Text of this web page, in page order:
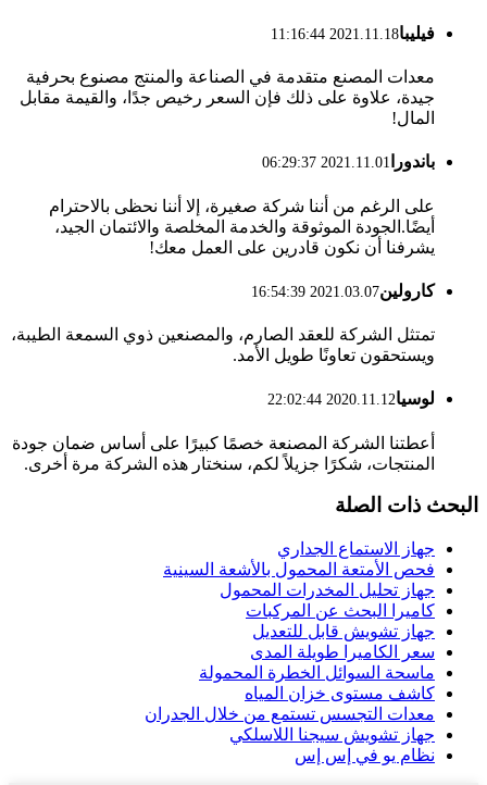
فيليبا2021.11.18 11:16:44
معدات المصنع متقدمة في الصناعة والمنتج مصنوع بحرفية
جيدة، علاوة على ذلك فإن السعر رخيص جدًا، والقيمة مقابل
المال!
باندورا 2021.11.01 06:29:37
على الرغم من أننا شركة صغيرة، إلا أننا نحظى بالاحترام
أيضًا.الجودة الموثوقة والخدمة المخلصة والائتمان الجيد،
يشرفنا أن نكون قادرين على العمل معك!
كارولين2021.03.07 16:54:39
تمتثل الشركة للعقد الصارم، والمصنعين ذوي السمعة الطيبة،
ويستحقون تعاونًا طويل الأمد.
لوسيا2020.11.12 22:02:44
أعطتنا الشركة المصنعة خصمًا كبيرًا على أساس ضمان جودة
المنتجات، شكرًا جزيلاً لكم، سنختار هذه الشركة مرة أخرى.
البحث ذات الصلة
جهاز الاستماع الجداري
فحص الأمتعة المحمول بالأشعة السينية
جهاز تحليل المخدرات المحمول
كاميرا البحث عن المركبات
جهاز تشويش قابل للتعديل
سعر الكاميرا طويلة المدى
ماسحة السوائل الخطرة المحمولة
كاشف مستوى خزان المياه
معدات التجسس تستمع من خلال الجدران
جهاز تشويش سيجنا اللاسلكي
نظام يو في إس إس